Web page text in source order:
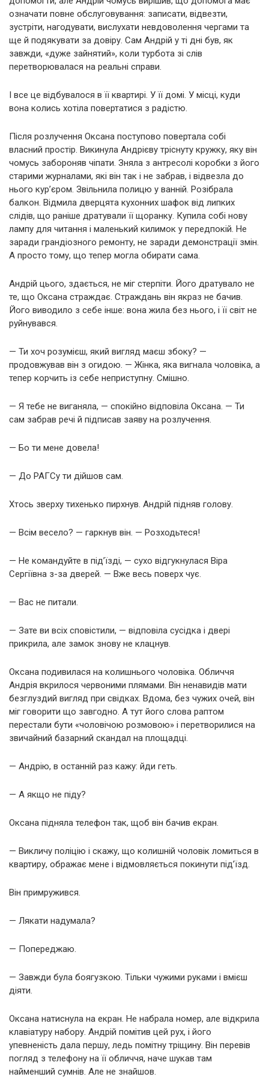
означати повне обслуговування: записати, відвезти,
зустріти, нагодувати, вислухати невдоволення чергами та
ще й подякувати за довіру. Сам Андрій у ті дні був, як
завжди, «дуже зайнятий», коли турбота зі слів
перетворювалася на реальні справи.
І все це відбувалося в її квартирі. У її домі. У місці, куди
вона колись хотіла повертатися з радістю.
Після розлучення Оксана поступово повертала собі
власний простір. Викинула Андрієву тріснуту кружку, яку він
чомусь забороняв чіпати. Зняла з антресолі коробки з його
старими журналами, які він так і не забрав, і відвезла до
нього кур’єром. Звільнила полицю у ванній. Розібрала
балкон. Відмила дверцята кухонних шафок від липких
слідів, що раніше дратували її щоранку. Купила собі нову
лампу для читання і маленький килимок у передпокій. Не
заради грандіозного ремонту, не заради демонстрації змін.
А просто тому, що тепер могла обирати сама.
Андрій цього, здається, не міг стерпіти. Його дратувало не
те, що Оксана страждає. Страждань він якраз не бачив.
Його виводило з себе інше: вона жила без нього, і її світ не
руйнувався.
— Ти хоч розумієш, який вигляд маєш збоку? —
продовжував він з огидою. — Жінка, яка вигнала чоловіка, а
тепер корчить із себе неприступну. Смішно.
— Я тебе не виганяла, — спокійно відповіла Оксана. — Ти
сам забрав речі й підписав заяву на розлучення.
— Бо ти мене довела!
— До РАГСу ти дійшов сам.
Хтось зверху тихенько пирхнув. Андрій підняв голову.
— Всім весело? — гаркнув він. — Розходьтеся!
— Не командуйте в під’їзді, — сухо відгукнулася Віра
Сергіївна з-за дверей. — Вже весь поверх чує.
— Вас не питали.
— Зате ви всіх сповістили, — відповіла сусідка і двері
прикрила, але замок знову не клацнув.
Оксана подивилася на колишнього чоловіка. Обличчя
Андрія вкрилося червоними плямами. Він ненавидів мати
безглуздий вигляд при свідках. Вдома, без чужих очей, він
міг говорити що завгодно. А тут його слова раптом
перестали бути «чоловічою розмовою» і перетворилися на
звичайний базарний скандал на площадці.
— Андрію, в останній раз кажу: йди геть.
— А якщо не піду?
Оксана підняла телефон так, щоб він бачив екран.
— Викличу поліцію і скажу, що колишній чоловік ломиться в
квартиру, ображає мене і відмовляється покинути під’їзд.
Він примружився.
— Лякати надумала?
— Попереджаю.
— Завжди була боягузкою. Тільки чужими руками і вмієш
діяти.
Оксана натиснула на екран. Не набрала номер, але відкрила
клавіатуру набору. Андрій помітив цей рух, і його
упевненість дала першу, ледь помітну тріщину. Він перевів
погляд з телефону на її обличчя, наче шукав там
найменший сумнів. Але не знайшов.